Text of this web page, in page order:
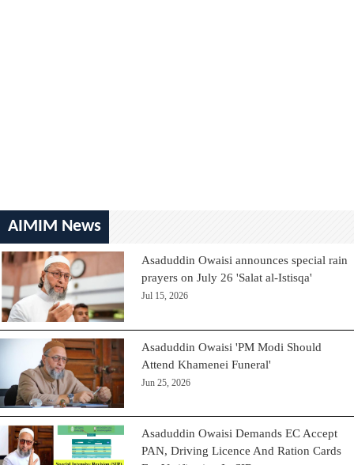
AIMIM News
Asaduddin Owaisi announces special rain
prayers on July 26 'Salat al-Istisqa'
Jul 15, 2026
Asaduddin Owaisi 'PM Modi Should
Attend Khamenei Funeral'
Jun 25, 2026
Asaduddin Owaisi Demands EC Accept
PAN, Driving Licence And Ration Cards